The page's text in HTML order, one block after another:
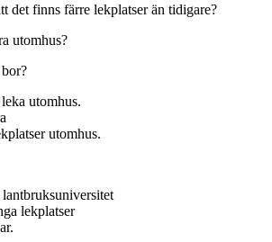
det finns färre lekplatser än tidigare?
utomhus?
utomhus.
utomhus.
lekplatser